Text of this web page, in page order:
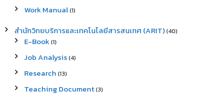
Work Manual(1)
สำนักวิทยบริการและเทคโนโลยีสารสนเทศ (ARIT)(40)
E-Book(1)
Job Analysis(4)
Research (13)
Teaching Document(3)